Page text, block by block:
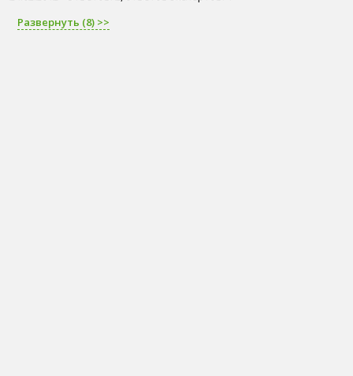
Развернуть (8) >>